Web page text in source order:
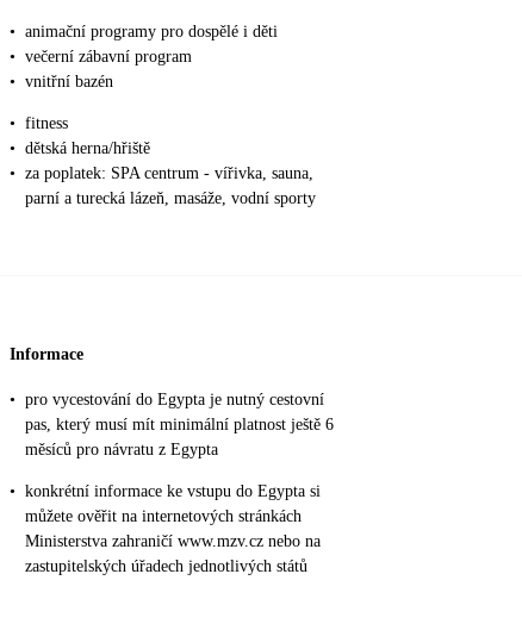
• animační programy pro dospělé i děti
• večerní zábavní program
• vnitřní bazén
• fitness
• dětská herna/hřiště
• za poplatek: SPA centrum - vířivka, sauna,
parní a turecká lázeň, masáže, vodní sporty
Informace
• pro vycestování do Egypta je nutný cestovní
pas, který musí mít minimální platnost ještě 6
měsíců pro návratu z Egypta
• konkrétní informace ke vstupu do Egypta si
můžete ověřit na internetových stránkách
Ministerstva zahraničí www.mzv.cz nebo na
zastupitelských úřadech jednotlivých států